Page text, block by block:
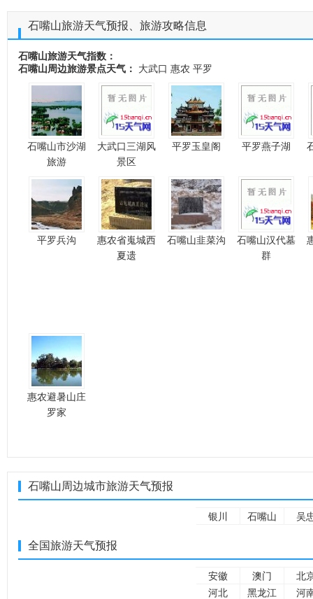
石嘴山旅游天气预报、旅游攻略信息
石嘴山旅游天气指数：
石嘴山周边旅游景点天气：
大武口 惠农 平罗
石嘴山市沙湖
旅游
大武口三湖风
景区
平罗玉皇阁 平罗燕子湖
平罗兵沟
惠农省嵬城西
夏遗
石嘴山韭菜沟
石嘴山汉代墓
群
惠农避暑山庄
罗家
石嘴山周边城市旅游天气预报
银川 石嘴山 吴
全国旅游天气预报
安徽 澳门
北
河北
黑龙江
河